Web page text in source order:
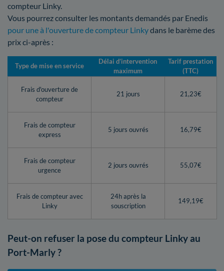
compteur Linky.
Vous pourrez consulter les montants demandés par Enedis
pour une à l'ouverture de compteur Linkydans le barème des
prix ci-après :
Type de mise en service
Délai d’intervention
maximum
Tarif prestation
(TTC)
Frais d'ouverture de
compteur
21 jours 21,23€
Frais de compteur
express
5 jours ouvrés 16,79€
Frais de compteur
urgence
2 jours ouvrés 55,07€
Frais de compteur avec
Linky
24h après la
souscription
149,19€
Peut-on refuser la pose du compteur Linky au
Port-Marly ?